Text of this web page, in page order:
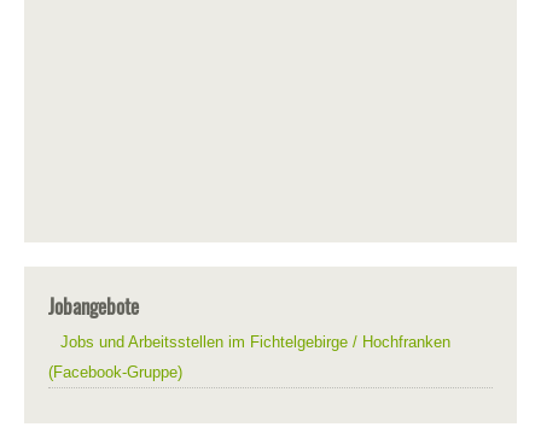
Jobangebote
Jobs und Arbeitsstellen im Fichtelgebirge / Hochfranken
(Facebook-Gruppe)